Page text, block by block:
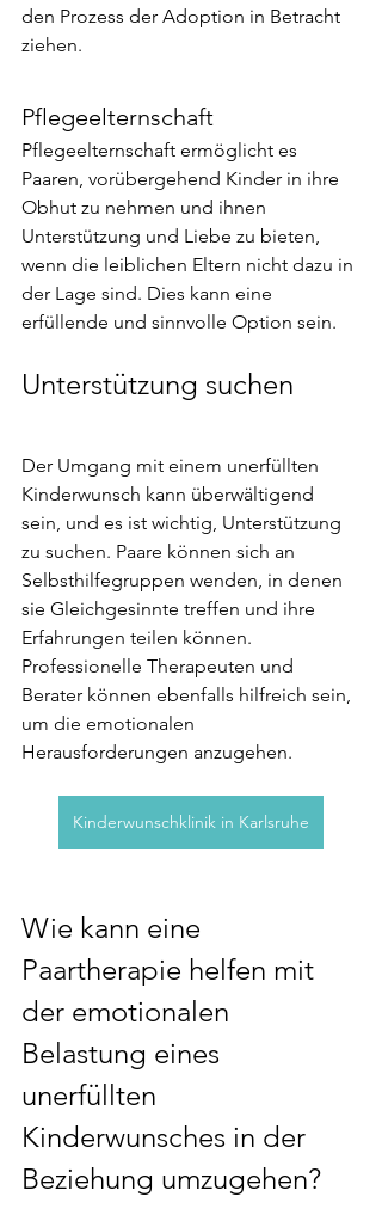
den Prozess der Adoption in Betracht
ziehen.
Pflegeelternschaft
Pflegeelternschaft ermöglicht es
Paaren, vorübergehend Kinder in ihre
Obhut zu nehmen und ihnen
Unterstützung und Liebe zu bieten,
wenn die leiblichen Eltern nicht dazu in
der Lage sind. Dies kann eine
erfüllende und sinnvolle Option sein.
Unterstützung suchen
Der Umgang mit einem unerfüllten
Kinderwunsch kann überwältigend
sein, und es ist wichtig, Unterstützung
zu suchen. Paare können sich an
Selbsthilfegruppen wenden, in denen
sie Gleichgesinnte treffen und ihre
Erfahrungen teilen können.
Professionelle Therapeuten und
Berater können ebenfalls hilfreich sein,
um die emotionalen
Herausforderungen anzugehen.
Kinderwunschklinik in Karlsruhe
Wie kann eine
Paartherapie helfen mit
der emotionalen
Belastung eines
unerfüllten
Kinderwunsches in der
Beziehung umzugehen?